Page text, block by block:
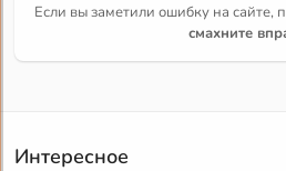
Если вы заметили ошибку на сайте,
смахните
Интересное